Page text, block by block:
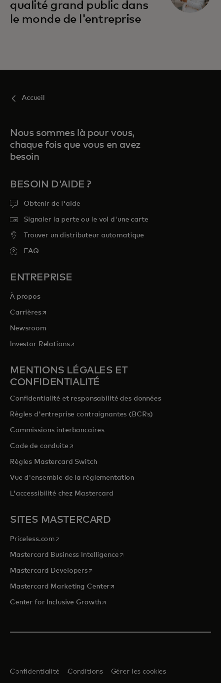
qualité grand public dans
le monde de l'entreprise
Accueil
Nous sommes là pour vous,
chaque fois que vous en avez
besoin
BESOIN D'AIDE ?
Obtenir de l'aide
Signaler la perte ou le vol d'une carte
Trouver un distributeur automatique
FAQ
ENTREPRISE
À propos
Carrièress’ouvre dans un nouvel onglet
Newsroom
Investor Relationss’ouvre dans un nouvel onglet
MENTIONS LÉGALES ET
CONFIDENTIALITÉ
Confidentialité et responsabilité des données
Règles d'entreprise contraignantes (BCRs)
Commissions interbancaires
Code de conduites’ouvre dans un nouvel onglet
Règles Mastercard Switch
Vue d'ensemble de la réglementation
L'accessibilité chez Mastercard
SITES MASTERCARD
Priceless.com s’ouvre dans un nouvel onglet
Mastercard Business Intelligences’ouvre dans un nouvel onglet
Mastercard Developerss’ouvre dans un nouvel onglet
Mastercard Marketing Centers’ouvre dans un nouvel onglet
Center for Inclusive Growths’ouvre dans un nouvel onglet
Confidentialité Conditions Gérer les cookies